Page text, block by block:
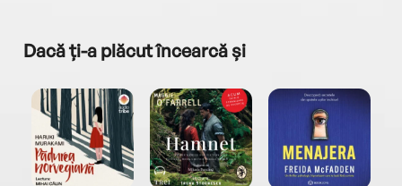
Dacă ți-a plăcut încearcă și